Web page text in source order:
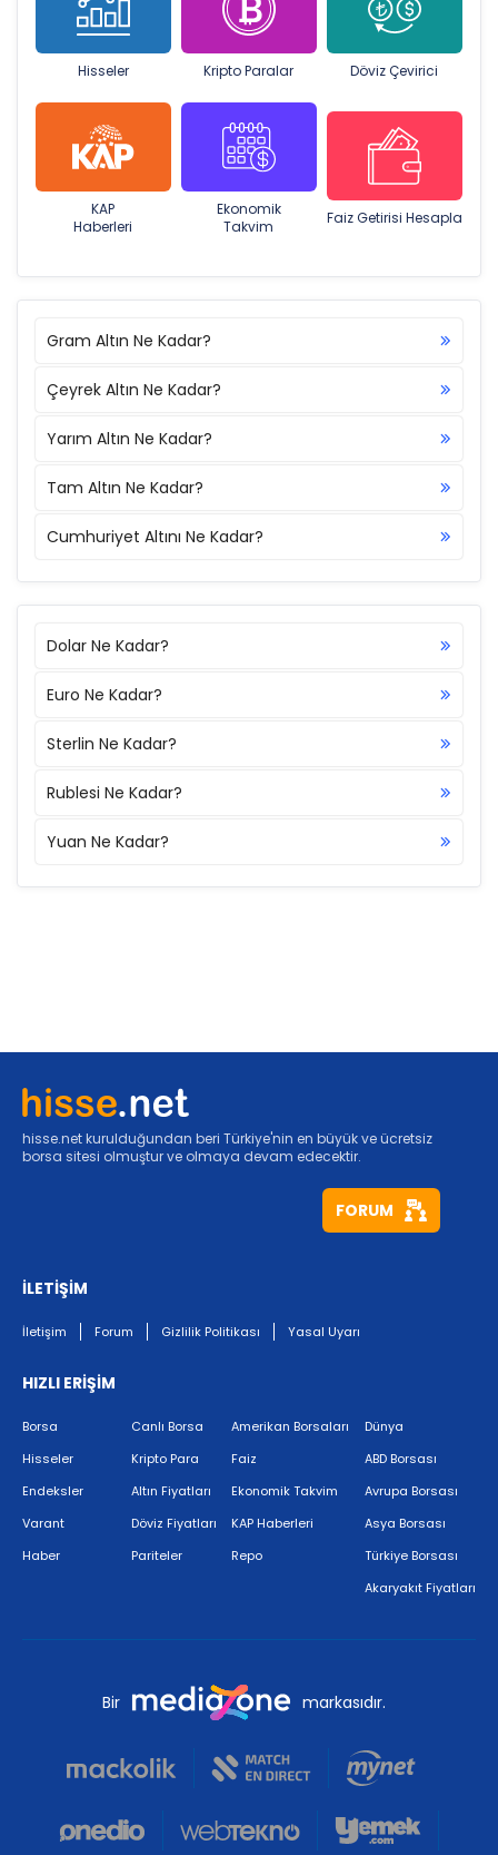
Hisseler Kripto Paralar Döviz Çevirici
KAP
Haberleri
Ekonomik
Takvim
Faiz Getirisi Hesapla
Gram Altın Ne Kadar?
Çeyrek Altın Ne Kadar?
Yarım Altın Ne Kadar?
Tam Altın Ne Kadar?
Cumhuriyet Altını Ne Kadar?
Dolar Ne Kadar?
Euro Ne Kadar?
Sterlin Ne Kadar?
Rublesi Ne Kadar?
Yuan Ne Kadar?
hisse.net kurulduğundan beri Türkiye'nin en büyük ve ücretsiz
borsa sitesi olmuştur ve olmaya devam edecektir.
FORUM
İLETİŞİM
İletişim Forum Gizlilik Politikası Yasal Uyarı
HIZLI ERİŞİM
Borsa
Hisseler
Endeksler
Varant
Haber
Canlı Borsa
Kripto Para
Altın Fiyatları
Döviz Fiyatları
Pariteler
Amerikan Borsaları
Faiz
Ekonomik Takvim
KAP Haberleri
Repo
Dünya
ABD Borsası
Avrupa Borsası
Asya Borsası
Türkiye Borsası
Akaryakıt Fiyatları
Bir markasıdır.